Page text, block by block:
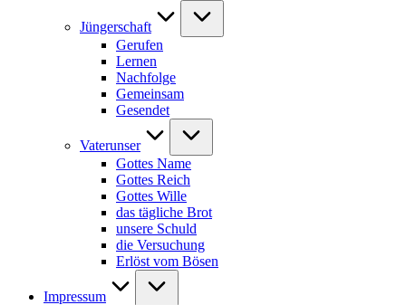
Jüngerschaft
Gerufen
Lernen
Nachfolge
Gemeinsam
Gesendet
Vaterunser
Gottes Name
Gottes Reich
Gottes Wille
das tägliche Brot
unsere Schuld
die Versuchung
Erlöst vom Bösen
Impressum